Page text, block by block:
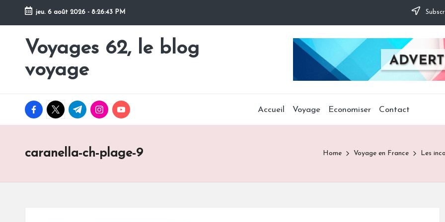
Skip
jeu. 6 août 2026 - 8:26:44 PM
Voyages 62, le blog
voyage
Pour
en
facebook.com
twitter.com
t.me instagram.com
youtube.com Accueil Voyage Economiser Contact
caranella-ch-plage-9 Home Voyage en France Les